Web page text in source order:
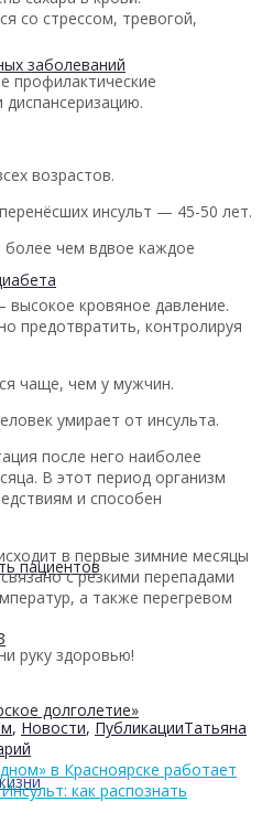
заболеваний
пациентов
долголетие»
со стрессом, тревогой,
профилактические
возрастов.
инсульт — 45-50 лет.
более чем вдвое каждое
кровяное давление.
предотвратить, контролируя
чаще, чем у мужчин.
умирает от инсульта.
после него наиболее
В этот период организм
и способен
в первые зимние месяцы
с резкими перепадами
а также перегревом
руку здоровью!
, Новости, ПубликацииТатьяна
в Красноярске работает
Инсульт: как распознать